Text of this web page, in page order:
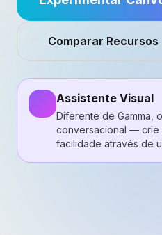
Comparar Recursos
Assistente Visual
Diferente de Gamma,
conversacional — crie
facilidade através de